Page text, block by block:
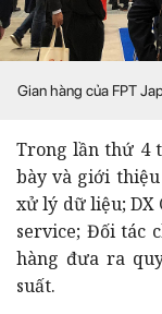
Gian hàng của FPT
Trong lần thứ 4
bày và giới
xử lý dữ liệu; DX
service; Đối tác
hàng đưa ra
suất.